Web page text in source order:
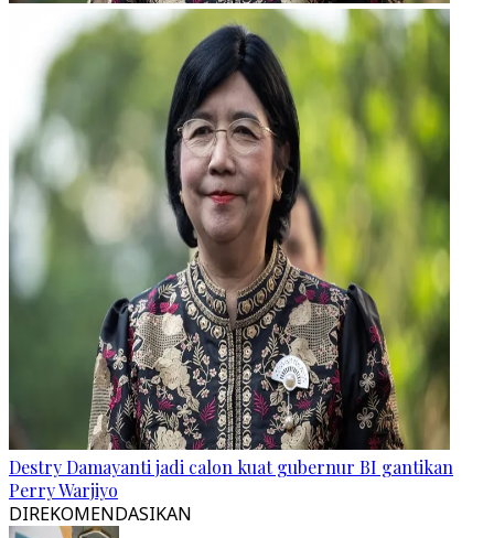
Destry Damayanti jadi calon kuat gubernur BI gantikan
Perry Warjiyo
DIREKOMENDASIKAN